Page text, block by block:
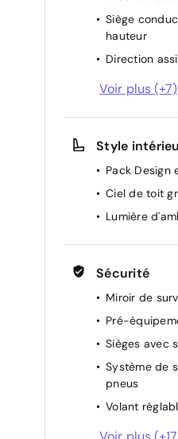
Siège
hauteur
Direction
Carte
Console
Hayon
Lève-vitres
Lève-vitres
Voir plus (+7)
Style
Pack Design
Ciel de toit
Lumière
Sécurité
Miroir de
Pré-
Sièges avec
Système de
pneus
Volant
Système de